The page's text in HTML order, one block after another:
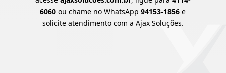
6060 ou chame no WhatsApp94153-1856 e
solicite atendimento com a Ajax Soluções.